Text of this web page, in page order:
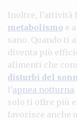
Inoltre, l’attività
metabolismo e
sano. Quando ti
diventa più
alimenti che
disturbi del
l’apnea notturna
solo ti offre più
favorisce anche